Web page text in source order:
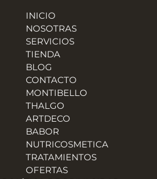
INICIO
NOSOTRAS
SERVICIOS
TIENDA
BLOG
CONTACTO
MONTIBELLO
THALGO
ARTDECO
BABOR
NUTRICOSMETICA
TRATAMIENTOS
OFERTAS